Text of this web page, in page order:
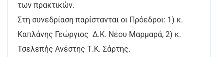
των πρακτικών.
Στη συνεδρίαση παρίστανται οι Πρόεδροι: 1) κ.
Καπλάνης Γεώργιος Δ.Κ. Νέου Μαρμαρά, 2) κ.
Τσελεπής Ανέστης Τ.Κ. Σάρτης.